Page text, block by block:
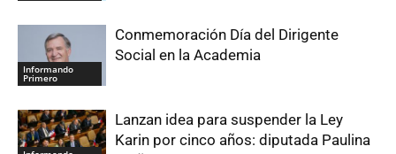
Informando
Primero
Conmemoración Día del Dirigente
Social en la Academia
Lanzan idea para suspender la Ley
Karin por cinco años: diputada Paulina